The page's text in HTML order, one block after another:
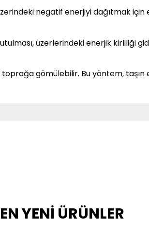
negatif enerjiyi dağıtmak için
üzerlerindeki enerjik kirliliği
gömülebilir. Bu yöntem, taşın
EN YENİ ÜRÜNLER